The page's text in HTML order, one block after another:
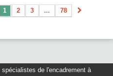
1 2 3 ... 78
spécialistes de l'encadrement à